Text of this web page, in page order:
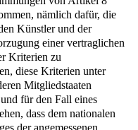
nämlich dafür, die
Künstler und der
einer vertraglichen
Kriterien zu
diese Kriterien unter
Mitgliedstaaten
für den Fall eines
dass dem nationalen
der angemessenen